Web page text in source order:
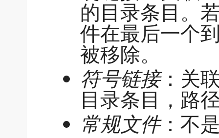
的目录条目。
件在最后一个
被移除。
符号链接：关
目录条目，路
常规文件：不